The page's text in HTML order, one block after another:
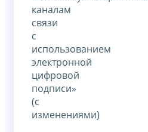
каналам
связи
с
использованием
электронной
цифровой
подписи»
(с
изменениями)